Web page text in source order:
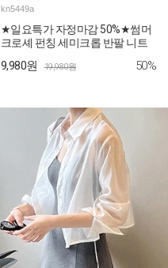
kn5449a
★일요특가 자정마감 50%★썸머
크로셰 펀칭 세미크롭 반팔 니트
9,980원 19,980원 50%